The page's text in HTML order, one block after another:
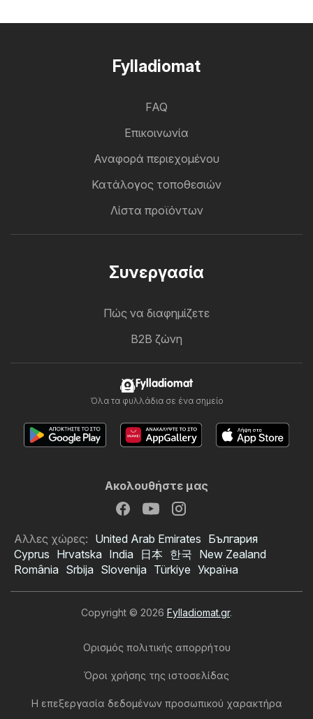
Αριάδνη φυλλάδιο
Fylladiomat
FAQ
Επικοινωνία
Αναφορά περιεχομένου
Κατάλογος τοποθεσιών
Λίστα προϊόντων
Συνεργασία
Πώς να διαφημίζετε
B2B ζώνη
Fylladiomat
Όλα τα φυλλάδια σε ένα σημείο
Ακολουθήστε μας
Αλλες χώρες: United Arab Emirates България
Cyprus Hrvatska India 日本 한국 New Zealand
România Srbija Slovenija Türkiye Україна
Copyright © 2026 Fylladiomat.gr.
Ορισμός πολιτικής απορρήτου
Όροι χρήσης της ιστοσελίδας
Η επεξεργασία δεδομένων προσωπικού χαρακτήρα